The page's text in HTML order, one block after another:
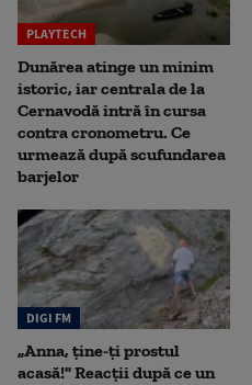
PLAYTECH
Dunărea atinge un minim
istoric, iar centrala de la
Cernavodă intră în cursa
contra cronometru. Ce
urmează după scufundarea
barjelor
DIGI FM
„Anna, ţine-ţi prostul
acasă!" Reacţii după ce un